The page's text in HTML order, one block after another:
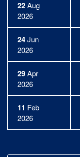
22Aug
2026
24Jun
2026
29Apr
2026
11 Feb
2026